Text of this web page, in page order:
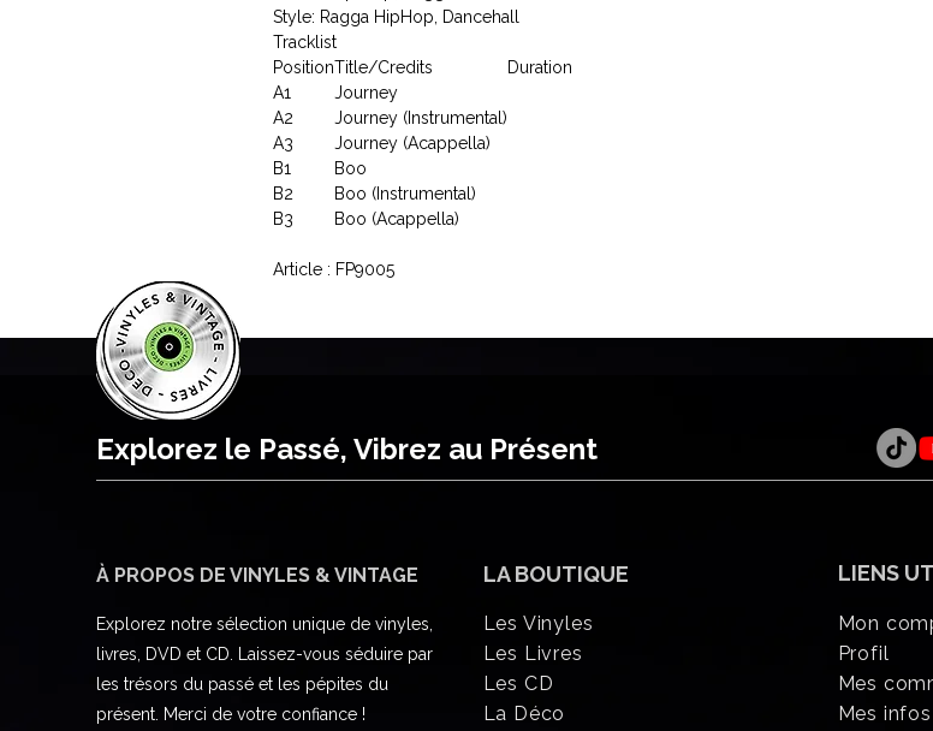
Style: Ragga HipHop, Dancehall
Tracklist
PositionTitle/Credits
Duration
A1
Journey
A2
Journey (Instrumental)
A3
Journey (Acappella)
B1
Boo
B2
Boo (Instrumental)
B3
Boo (Acappella)
Article : FP9005
Explorez le Passé, Vibrez au Présent
À PROPOS DE VINYLES & VINTAGE
Explorez notre sélection unique de vinyles,
livres, DVD et CD. Laissez-vous séduire par
les trésors du passé et les pépites du
présent. Merci de votre confiance !
LA BOUTIQUE
Les Vinyles
Les Livres
Les CD
La Déco
LIENS
Mon
Profil
Mes
Mes